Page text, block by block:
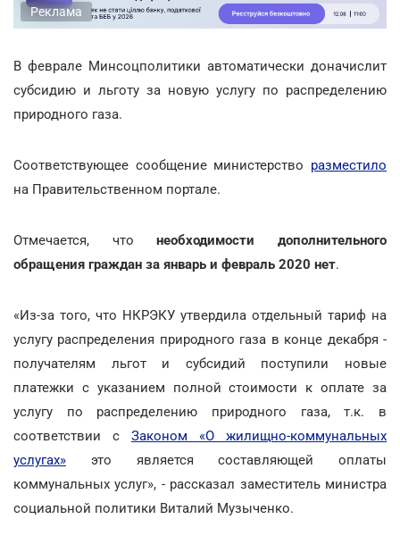
Реклама
В феврале Минсоцполитики автоматически доначислит
субсидию и льготу за новую услугу по распределению
природного газа.
Соответствующее сообщение министерство разместило
на Правительственном портале.
Отмечается, чтонеобходимости дополнительного
обращения граждан за январь и февраль 2020 нет.
«Из-за того, что НКРЭКУ утвердила отдельный тариф на
услугу распределения природного газа в конце декабря -
получателям льгот и субсидий поступили новые
платежки с указанием полной стоимости к оплате за
услугу по распределению природного газа, т.к. в
соответствии с Законом «О жилищно-коммунальных
услугах» это является составляющей оплаты
коммунальных услуг», - рассказал заместитель министра
социальной политики Виталий Музыченко.